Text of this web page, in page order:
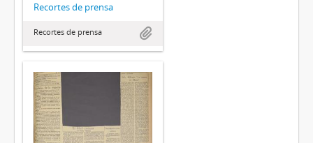
Recortes de prensa
Recortes de prensa